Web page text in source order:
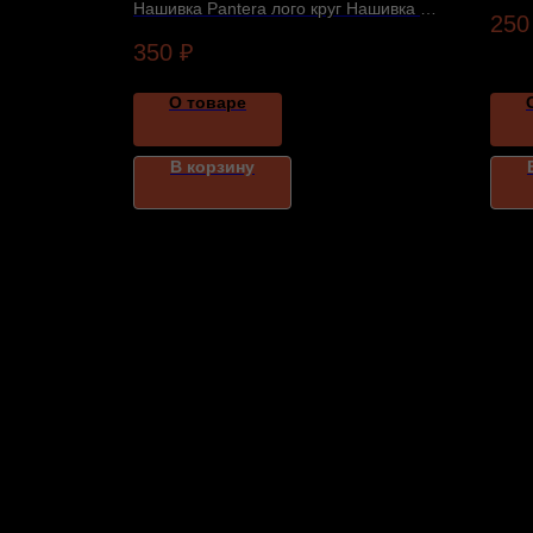
Нашивка Pantera лого круг Нашивка с
параметры указаны в карточке товара.
350 ₽
О товаре
В корзину
250